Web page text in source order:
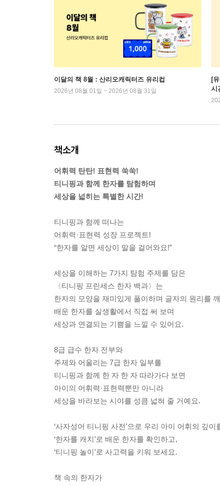
이달의 책 8월 : 산리오캐릭터즈 유리컵
2026년 08월 01일 ~ 2026년 08월 31일
[
시
책소개
어휘력 탄탄! 표현력 쑥쑥!
티니핑과 함께 한자를 탐험하며
세상을 넓히는 특별한 시간!
티니핑과 함께 떠나는
어휘력·표현력 성장 프로젝트!
“한자를 알면 세상이 말을 걸어와요!”
세상을 이해하는 7가지 탐험 주제를 담은
〈티니핑 프린세스 한자 백과〉는
한자의 모양을 재미있게 풀이하며 글자의 원리를
배운 한자를 실생활에서 직접 써 보며
세상과 연결되는 기쁨을 느낄 수 있어요.
8급 급수 한자 전부와
주제와 어울리는 7급 한자 일부를
티니핑과 함께 한 자 한 자 따라가다 보면
아이의 어휘력·표현력뿐만 아니라
세상을 바라보는 시야를 성큼 넓혀 줄 거예요.
‘사자성어 티니핑 사전’으로 우리 아이 어휘의 깊이
‘한자를 캐치’로 배운 한자를 확인하고,
‘티니핑 놀이’로 사고력을 키워 보세요.
책 속의 한자가